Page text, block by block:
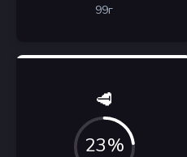
99г
🥩
23%